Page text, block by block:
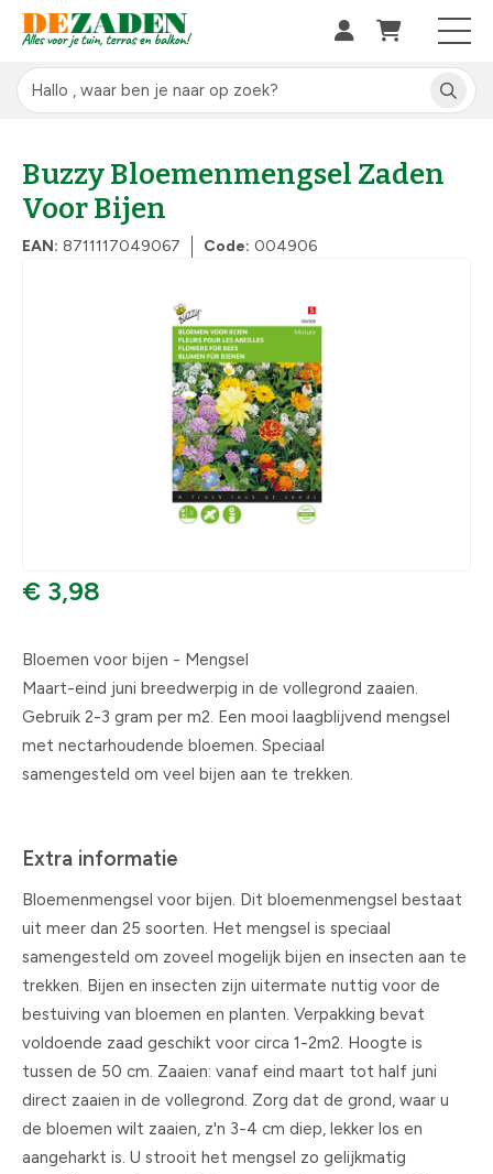
Buzzy Bloemenmengsel Zaden
Voor Bijen
EAN: 8711117049067 Code: 004906
€ 3,98
Bloemen voor bijen - Mengsel
Maart-eind juni breedwerpig in de vollegrond zaaien.
Gebruik 2-3 gram per m2. Een mooi laagblijvend mengsel
met nectarhoudende bloemen. Speciaal
samengesteld om veel bijen aan te trekken.
Extra informatie
Bloemenmengsel voor bijen. Dit bloemenmengsel bestaat
uit meer dan 25 soorten. Het mengsel is speciaal
samengesteld om zoveel mogelijk bijen en insecten aan te
trekken. Bijen en insecten zijn uitermate nuttig voor de
bestuiving van bloemen en planten. Verpakking bevat
voldoende zaad geschikt voor circa 1-2m2. Hoogte is
tussen de 50 cm. Zaaien: vanaf eind maart tot half juni
direct zaaien in de vollegrond. Zorg dat de grond, waar u
de bloemen wilt zaaien, z'n 3-4 cm diep, lekker los en
aangeharkt is. U strooit het mengsel zo gelijkmatig